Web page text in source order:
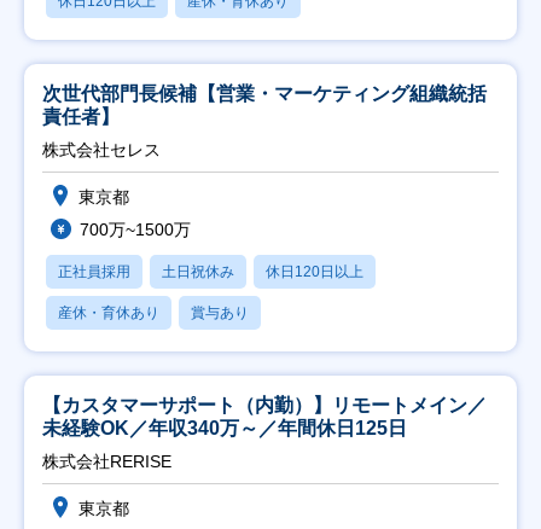
次世代部門長候補【営業・マーケティング組織統括
責任者】
株式会社セレス
東京都
700万~1500万
正社員採用 土日祝休み 休日120日以上
産休・育休あり 賞与あり
【カスタマーサポート（内勤）】リモートメイン／
未経験OK／年収340万～／年間休日125日
株式会社RERISE
東京都